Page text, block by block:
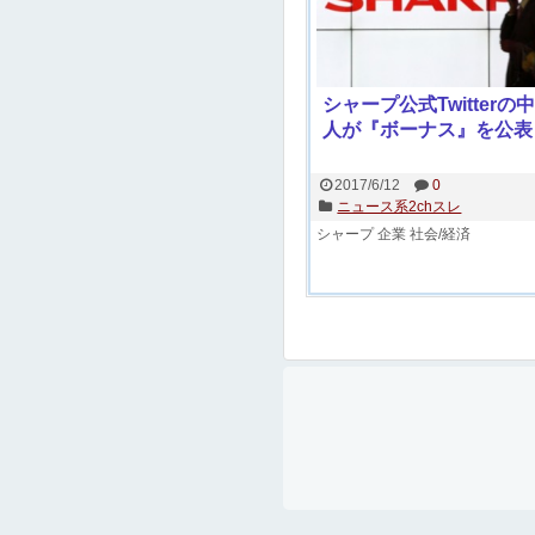
シャープ公式Twitterの
人が『ボーナス』を公表
2017/6/12
0
ニュース系2chスレ
シャープ 企業 社会/経済